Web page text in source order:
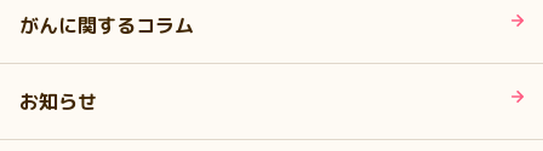
がんに関するコラム
お知らせ